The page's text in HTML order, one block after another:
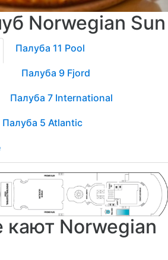
Norwegian Sun
Палуба 11 Pool
Палуба 9 Fjord
Палуба 7 International
Палуба 5 Atlantic
кают Norwegian